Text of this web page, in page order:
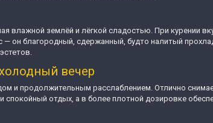
влажной землёй и лёгкой сладостью. При курении
он благородный, сдержанный, будто налитый
вечер
и продолжительным расслаблением. Отлично
отдых, а в более плотной дозировке